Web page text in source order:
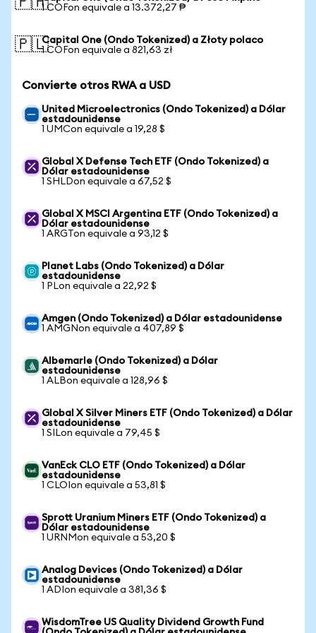
1 COFon equivale a 13.372,27 ₱
🇵🇱Capital One (Ondo Tokenized) a Złoty polaco
1 COFon equivale a 821,63 zł
Convierte otros RWA a USD
United Microelectronics (Ondo Tokenized) a Dólar
estadounidense
1 UMCon equivale a 19,28 $
Global X Defense Tech ETF (Ondo Tokenized) a
Dólar estadounidense
1 SHLDon equivale a 67,52 $
Global X MSCI Argentina ETF (Ondo Tokenized) a
Dólar estadounidense
1 ARGTon equivale a 93,12 $
Planet Labs (Ondo Tokenized) a Dólar
estadounidense
1 PLon equivale a 22,92 $
Amgen (Ondo Tokenized) a Dólar estadounidense
1 AMGNon equivale a 407,89 $
Albemarle (Ondo Tokenized) a Dólar
estadounidense
1 ALBon equivale a 128,96 $
Global X Silver Miners ETF (Ondo Tokenized) a Dólar
estadounidense
1 SILon equivale a 79,45 $
VanEck CLO ETF (Ondo Tokenized) a Dólar
estadounidense
1 CLOIon equivale a 53,81 $
Sprott Uranium Miners ETF (Ondo Tokenized) a
Dólar estadounidense
1 URNMon equivale a 53,20 $
Analog Devices (Ondo Tokenized) a Dólar
estadounidense
1 ADIon equivale a 381,36 $
WisdomTree US Quality Dividend Growth Fund